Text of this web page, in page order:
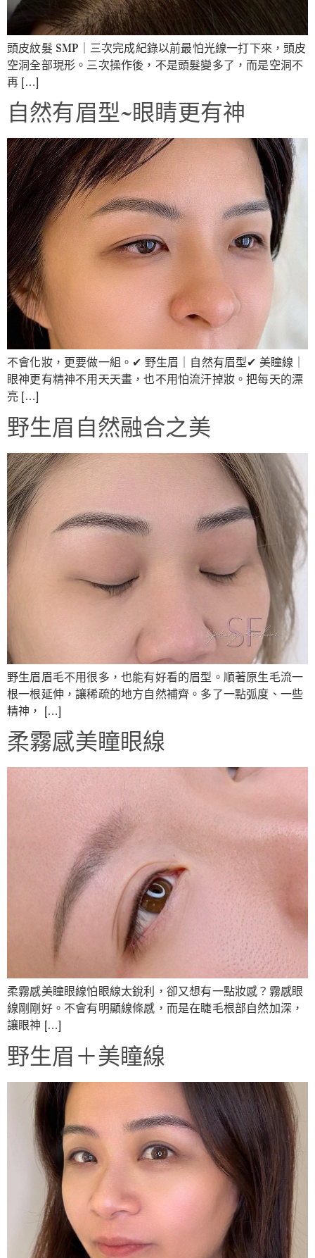
頭皮紋髮 SMP｜三次完成紀錄以前最怕光線一打下來，頭皮
空洞全部現形。三次操作後，不是頭髮變多了，而是空洞不
再 […]
自然有眉型~眼睛更有神
不會化妝，更要做一組。✔ 野生眉｜自然有眉型✔ 美瞳線｜
眼神更有精神不用天天畫，也不用怕流汗掉妝。把每天的漂
亮 […]
野生眉自然融合之美
野生眉眉毛不用很多，也能有好看的眉型。順著原生毛流一
根一根延伸，讓稀疏的地方自然補齊。多了一點弧度、一些
精神， […]
柔霧感美瞳眼線
柔霧感美瞳眼線怕眼線太銳利，卻又想有一點妝感？霧感眼
線剛剛好。不會有明顯線條感，而是在睫毛根部自然加深，
讓眼神 […]
野生眉＋美瞳線